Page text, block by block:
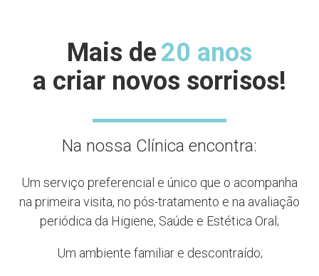
Mais de20 anos
a criar novos sorrisos!
Na nossa Clínica encontra:
Um serviço preferencial e único que o acompanha
na primeira visita, no pós-tratamento e na avaliação
periódica da Higiene, Saúde e Estética Oral;
Um ambiente familiar e descontraído;